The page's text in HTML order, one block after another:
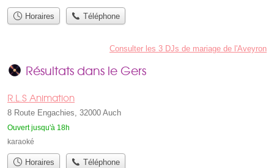
Horaires Téléphone
Consulter les 3 DJs de mariage de l'Aveyron
Résultats dans le Gers
R.L.S Animation
8 Route Engachies, 32000 Auch
Ouvert jusqu'à 18h
karaoké
Horaires Téléphone